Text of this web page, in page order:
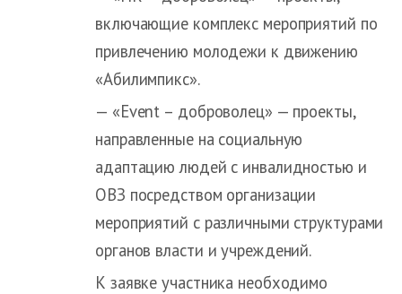
включающие комплекс мероприятий по
привлечению молодежи к движению
«Абилимпикс».
— «Event – доброволец» — проекты,
направленные на социальную
адаптацию людей с инвалидностью и
ОВЗ посредством организации
мероприятий с различными структурами
органов власти и учреждений.
К заявке участника необходимо